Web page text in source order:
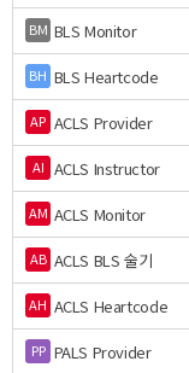
BM BLS Monitor
BH BLS Heartcode
AP ACLS Provider
AI ACLS Instructor
AM ACLS Monitor
AB ACLS BLS 술기
AH ACLS Heartcode
PP PALS Provider